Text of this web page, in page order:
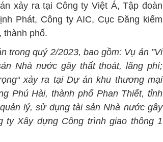
xảy ra tại Công ty Việt Á, Tập đoàn
Phát, Công ty AIC, Cục Đăng kiểm
thành phố.
trong quý 2/2023, bao gồm: Vụ án ”Vi
Nhà nước gây thất thoát, lãng phí;
xảy ra tại Dự án khu thương mại
Phú Hài, thành phố Phan Thiết, tỉnh
lý, sử dụng tài sản Nhà nước gây
ty Xây dựng Công trình giao thông 1